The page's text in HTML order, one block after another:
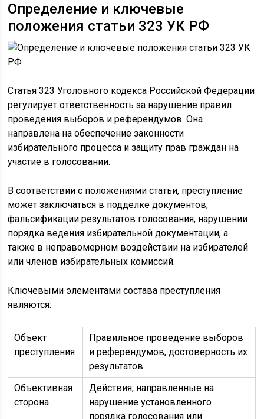
Определение и ключевые
положения статьи 323 УК РФ
Статья 323 Уголовного кодекса Российской Федерации
регулирует ответственность за нарушение правил
проведения выборов и референдумов. Она
направлена на обеспечение законности
избирательного процесса и защиту прав граждан на
участие в голосовании.
В соответствии с положениями статьи, преступление
может заключаться в подделке документов,
фальсификации результатов голосования, нарушении
порядка ведения избирательной документации, а
также в неправомерном воздействии на избирателей
или членов избирательных комиссий.
Ключевыми элементами состава преступления
являются:
Объект
преступления
Правильное проведение выборов
и референдумов, достоверность их
результатов.
Объективная
сторона
Действия, направленные на
нарушение установленного
порядка голосования или